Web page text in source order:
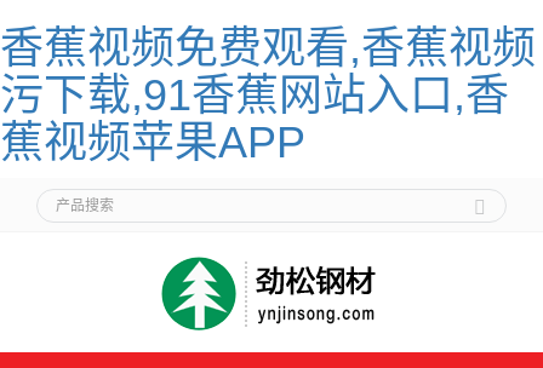
香蕉视频免费观看,香蕉视频
污下载,91香蕉网站入口,香
蕉视频苹果APP